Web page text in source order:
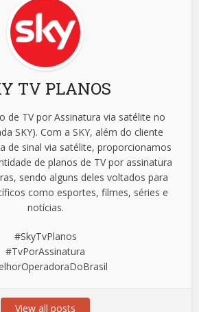
TV PLANOS
de TV por Assinatura via satélite no
SKY). Com a SKY, além do cliente
de sinal via satélite, proporcionamos
de planos de TV por assinatura
sendo alguns deles voltados para
como esportes, filmes, séries e
notícias.
#SkyTvPlanos
#TvPorAssinatura
View all posts